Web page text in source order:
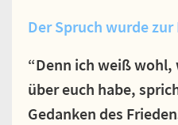
Der Spruch wurde
“Denn ich weiß wohl,
über euch habe,
Gedanken des